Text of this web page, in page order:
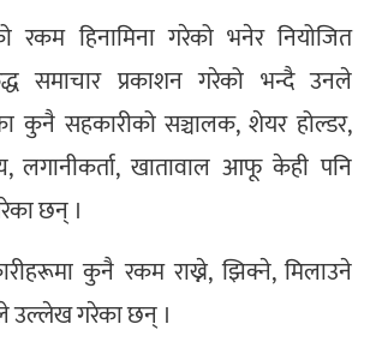
रकम हिनामिना गरेको भनेर नियोजित
समाचार प्रकाशन गरेको भन्दै उनले
कुनै सहकारीको सञ्चालक, शेयर होल्डर,
लगानीकर्ता, खातावाल आफू केही पनि
छन् ।
कुनै रकम राख्ने, झिक्ने, मिलाउने
उल्लेख गरेका छन् ।